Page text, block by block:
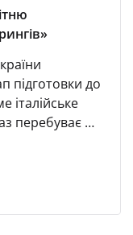
підготовки до
італійське
перебуває 25
спарингів